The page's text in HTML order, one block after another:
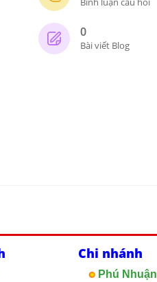
0
Bài viết Blog
Chi nhánh
Phú Nhuận